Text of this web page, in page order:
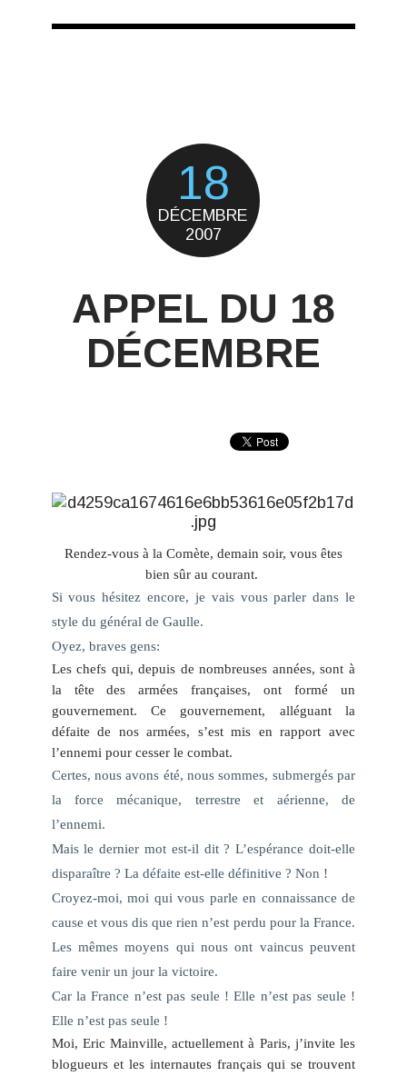
18
DÉCEMBRE
2007
APPEL DU 18
DÉCEMBRE
Rendez-vous à la Comète, demain soir, vous êtes
bien sûr au courant.
Si vous hésitez encore, je vais vous parler dans le
style du général de Gaulle.
Oyez, braves gens:
Les chefs qui, depuis de nombreuses années, sont à
la tête des armées françaises, ont formé un
gouvernement. Ce gouvernement, alléguant la
défaite de nos armées, s’est mis en rapport avec
l’ennemi pour cesser le combat.
Certes, nous avons été, nous sommes, submergés par
la force mécanique, terrestre et aérienne, de
l’ennemi.
Mais le dernier mot est-il dit ? L’espérance doit-elle
disparaître ? La défaite est-elle définitive ? Non !
Croyez-moi, moi qui vous parle en connaissance de
cause et vous dis que rien n’est perdu pour la France.
Les mêmes moyens qui nous ont vaincus peuvent
faire venir un jour la victoire.
Car la France n’est pas seule ! Elle n’est pas seule !
Elle n’est pas seule !
Moi, Eric Mainville, actuellement à Paris, j’invite les
blogueurs et les internautes français qui se trouvent